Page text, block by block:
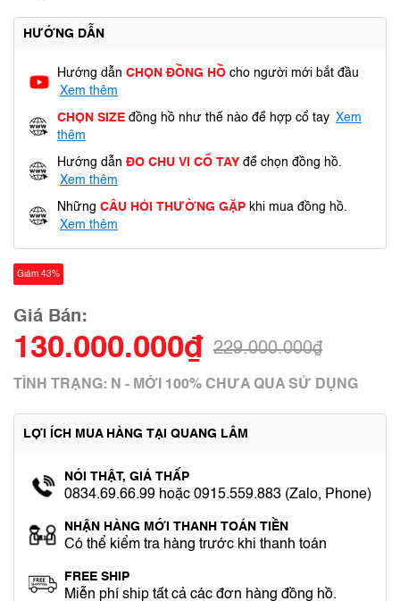
HƯỚNG DẪN
Hướng dẫn CHỌN ĐỒNG HỒ cho người mới bắt đầu
Xem thêm
CHỌN SIZE đồng hồ như thế nào để hợp cổ tay Xem
thêm
Hướng dẫn ĐO CHU VI CỔ TAY để chọn đồng hồ.
Xem thêm
Những CÂU HỎI THƯỜNG GẶP khi mua đồng hồ.
Xem thêm
Giảm 43%
Giá Bán:
130.000.000₫ 229.000.000₫
TÌNH TRẠNG: N - MỚI 100% CHƯA QUA SỬ DỤNG
LỢI ÍCH MUA HÀNG TẠI QUANG LÂM
NÓI THẬT, GIÁ THẤP
0834.69.66.99 hoặc 0915.559.883 (Zalo, Phone)
NHẬN HÀNG MỚI THANH TOÁN TIỀN
Có thể kiểm tra hàng trước khi thanh toán
FREE SHIP
Miễn phí ship tất cả các đơn hàng đồng hồ.